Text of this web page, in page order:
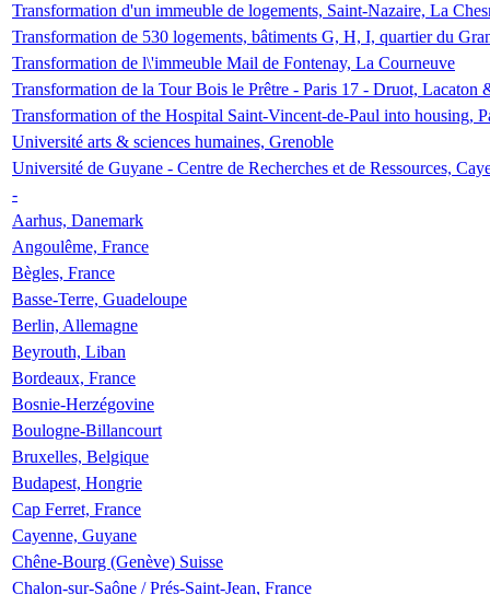
Transformation d'un immeuble de logements, Saint-Nazaire, La
Transformation de 530 logements, bâtiments G, H, I, quartier du
Transformation de l\'immeuble Mail de Fontenay, La Courneuve
Transformation de la Tour Bois le Prêtre - Paris 17 - Druot, Lacaton
Transformation of the Hospital Saint-Vincent-de-Paul into housing,
Université arts & sciences humaines, Grenoble
Université de Guyane - Centre de Recherches et de Ressources,
-
Aarhus, Danemark
Angoulême, France
Bègles, France
Basse-Terre, Guadeloupe
Berlin, Allemagne
Beyrouth, Liban
Bordeaux, France
Bosnie-Herzégovine
Boulogne-Billancourt
Bruxelles, Belgique
Budapest, Hongrie
Cap Ferret, France
Cayenne, Guyane
Chêne-Bourg (Genève) Suisse
Chalon-sur-Saône / Prés-Saint-Jean, France